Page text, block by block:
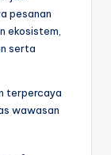
pesanan
ekosistem,
serta
terpercaya
wawasan